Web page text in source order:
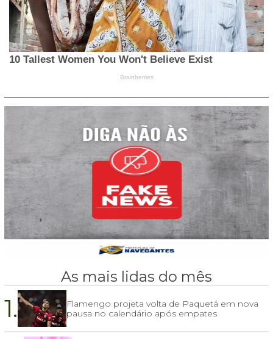
As mais lidas do mês
1.
Flamengo projeta volta de Paquetá em nova
pausa no calendário após empates